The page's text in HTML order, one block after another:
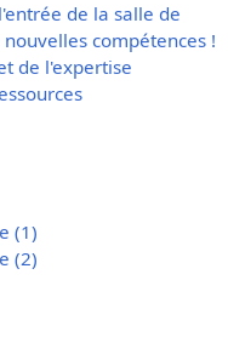
de la salle de
compétences !
de l'expertise
(1)
(2)